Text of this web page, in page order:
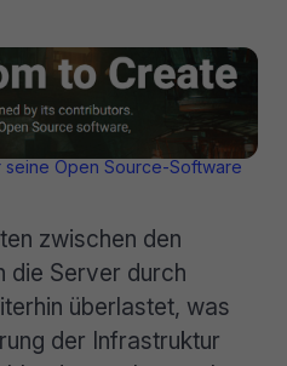
seine Open Source-Software
zwischen den
die Server durch
überlastet, was
der Infrastruktur